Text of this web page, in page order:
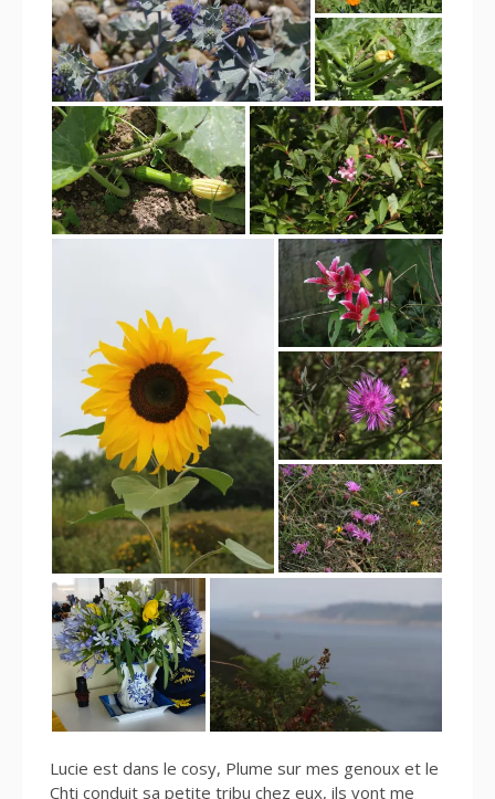
Lucie est dans le cosy, Plume sur mes genoux et le
Chti conduit sa petite tribu chez eux, ils vont me